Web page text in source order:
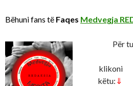
Bëhuni fans të Faqes Medvegja
Për
klikoni
këtu: ⇓